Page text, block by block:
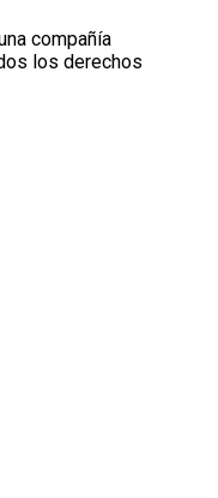
compañía
los derechos